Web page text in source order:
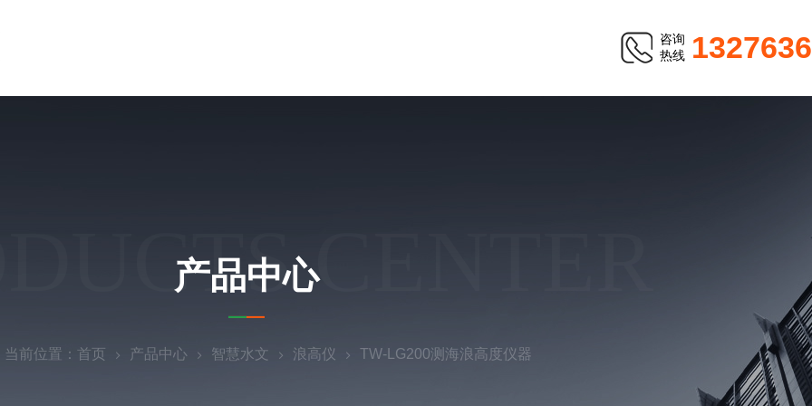
咨询
热线
CENTER
产品中心
当前位置： 首页 产品中心 智慧水文 浪高仪 TW-LG200测海浪高度仪器